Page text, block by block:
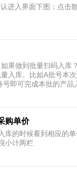
入界面下图：点击
果做到批量扫码入库
入库。比如A批号本
即可完成本批的产品
购单价
的时候看到相应的
小计两栏